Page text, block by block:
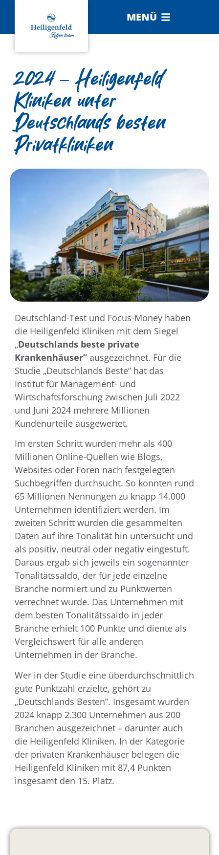
MENÜ
2024 – Heiligenfeld
Kliniken unter
Deutschlands besten
Privatkliniken
Deutschland-Test und Focus-Money haben
die Heiligenfeld Kliniken mit dem Siegel
„Deutschlands beste private
Krankenhäuser” ausgezeichnet. Für die
Studie „Deutschlands Beste” hat das
Institut für Management- und
Wirtschaftsforschung zwischen Juli 2022
und Juni 2024 mehrere Millionen
Kundenurteile ausgewertet.
Im ersten Schritt wurden mehr als 400
Millionen Online-Quellen wie Blogs,
Websites oder Foren nach festgelegten
Suchbegriffen durchsucht. So konnten rund
65 Millionen Nennungen zu knapp 14.000
Unternehmen identifiziert werden. Im
zweiten Schritt wurden die gesammelten
Daten auf ihre Tonalität hin untersucht und
als positiv, neutral oder negativ eingestuft.
Daraus ergab sich jeweils ein sogenannter
Tonalitätssaldo, der für jede einzelne
Branche normiert und zu Punktwerten
verrechnet wurde. Das Unternehmen mit
dem besten Tonalitätssaldo in jeder
Branche erhielt 100 Punkte und diente als
Vergleichswert für alle anderen
Unternehmen in der Branche.
Wer in der Studie eine überdurchschnittlich
gute Punktzahl erzielte, gehört zu
„Deutschlands Besten“. Insgesamt wurden
2024 knapp 2.300 Unternehmen aus 200
Branchen ausgezeichnet – darunter auch
die Heiligenfeld Kliniken. In der Kategorie
der privaten Krankenhäuser belegen die
Heiligenfeld Kliniken mit 87,4 Punkten
insgesamt den 15. Platz.